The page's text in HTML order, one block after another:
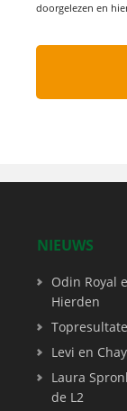
doorgelezen en
NIEUWS
Odin Royal
Hierden
Levi en
Laura
de L2